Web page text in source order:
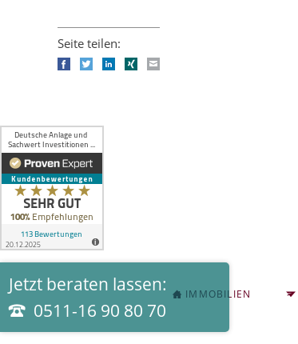
Jetzt beraten lassen:
0511-16 90 80 70
Seite teilen:
FacebookTwitterLinkedIn
Xing
NAVIGATION
ÜBERSPRINGEN
IMMOBILIEN